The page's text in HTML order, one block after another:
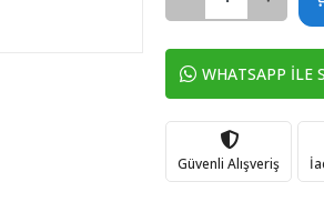
WHATSAPP İLE
Güvenli Alışveriş